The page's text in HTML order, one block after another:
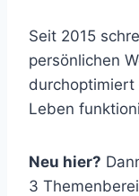
Seit 2015
persönlichen
durchoptimiert
Leben
Neu hier?
3